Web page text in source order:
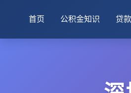
首页 公积金知识 贷